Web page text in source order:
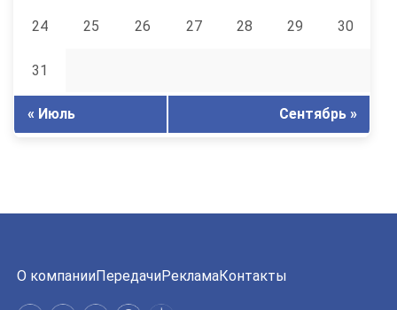
24 25 26 27 28 29 30
31
« Июль Сентябрь »
О компанииПередачиРекламаКонтакты